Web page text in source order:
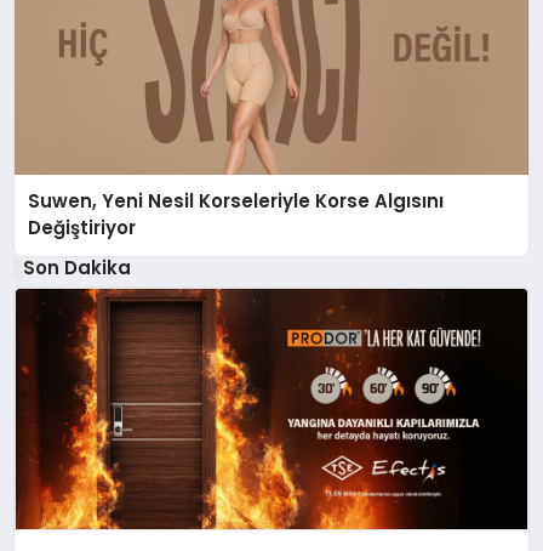
Suwen, Yeni Nesil Korseleriyle Korse Algısını
Değiştiriyor
Son Dakika